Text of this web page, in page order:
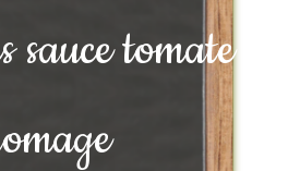
sauce tomate